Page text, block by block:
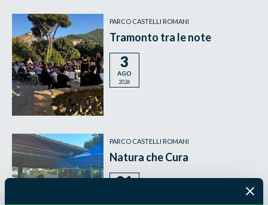
PARCO CASTELLI ROMANI
Tramonto tra le note
3
AGO
2026
PARCO CASTELLI ROMANI
Natura che Cura
31